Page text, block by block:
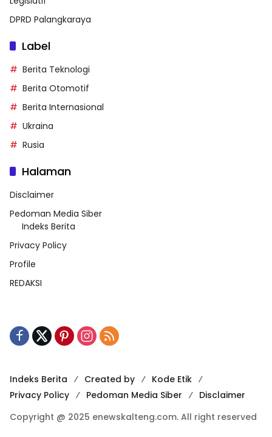
DPRD Palangkaraya
Label
Berita Teknologi
Berita Otomotif
Berita Internasional
Ukraina
Rusia
Halaman
Disclaimer
Pedoman Media Siber
Indeks Berita
Privacy Policy
Profile
REDAKSI
Indeks Berita Created by
Kode Etik
Privacy Policy
Pedoman Media Siber
Disclaimer
Copyright @ 2025 enewskalteng.com. All right reserved